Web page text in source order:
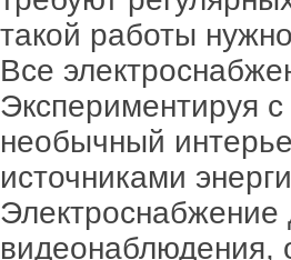
такой работы
Все
Экспериментируя
необычный
источниками
Электроснабжение
видеонаблюдения,